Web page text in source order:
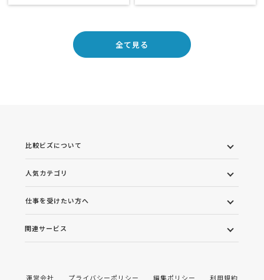
全て見る
比較ビズについて
人気カテゴリ
仕事を受けたい方へ
関連サービス
運営会社 プライバシーポリシー 編集ポリシー 利用規約